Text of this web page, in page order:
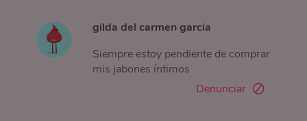
gilda del carmen garcia
Siempre estoy pendiente de comprar
mis jabones íntimos
Denunciar